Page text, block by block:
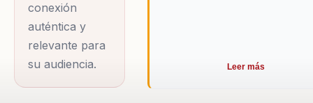
conexión
auténtica y
relevante para
su audiencia.
Leer más